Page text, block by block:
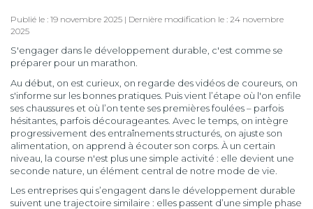
Publié le : 19 novembre 2025 | Dernière modification le : 24 novembre
2025
S'engager dans le développement durable, c'est comme se
préparer pour un marathon.
Au début, on est curieux, on regarde des vidéos de coureurs, on
s'informe sur les bonnes pratiques. Puis vient l’étape où l'on enfile
ses chaussures et où l’on tente ses premières foulées – parfois
hésitantes, parfois décourageantes. Avec le temps, on intègre
progressivement des entraînements structurés, on ajuste son
alimentation, on apprend à écouter son corps. À un certain
niveau, la course n'est plus une simple activité : elle devient une
seconde nature, un élément central de notre mode de vie.
Les entreprises qui s’engagent dans le développement durable
suivent une trajectoire similaire : elles passent d’une simple phase